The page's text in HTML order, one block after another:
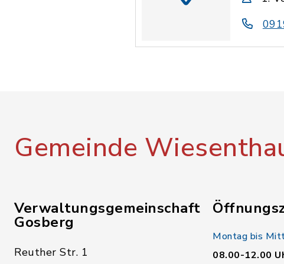
Gemeinde
Verwaltungsgemeinschaft
Gosberg
Reuther Str. 1
Montag bis
08.00-12.00